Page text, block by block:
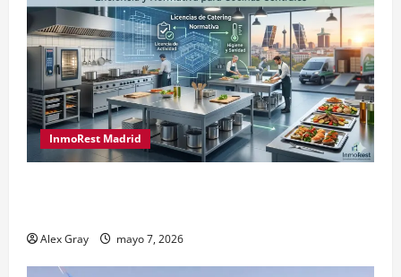
InmoRest Madrid
Alex Gray mayo 7, 2026